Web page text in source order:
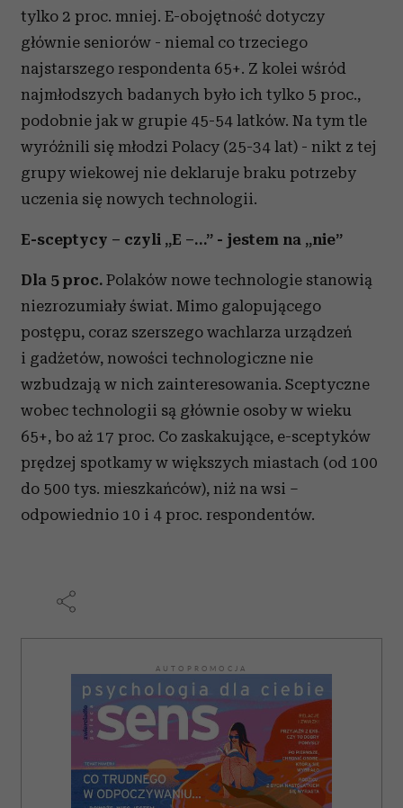
tylko 2 proc. mniej. E-obojętność dotyczy
głównie seniorów - niemal co trzeciego
najstarszego respondenta 65+. Z kolei wśród
najmłodszych badanych było ich tylko 5 proc.,
podobnie jak w grupie 45-54 latków. Na tym tle
wyróżnili się młodzi Polacy (25-34 lat) - nikt z tej
grupy wiekowej nie deklaruje braku potrzeby
uczenia się nowych technologii.
E-sceptycy – czyli „E –…” - jestem na „nie”
Dla 5 proc. Polaków nowe technologie stanowią
niezrozumiały świat. Mimo galopującego
postępu, coraz szerszego wachlarza urządzeń
i gadżetów, nowości technologiczne nie
wzbudzają w nich zainteresowania. Sceptyczne
wobec technologii są głównie osoby w wieku
65+, bo aż 17 proc. Co zaskakujące, e-sceptyków
prędzej spotkamy w większych miastach (od 100
do 500 tys. mieszkańców), niż na wsi –
odpowiednio 10 i 4 proc. respondentów.
AUTOPROMOCJA